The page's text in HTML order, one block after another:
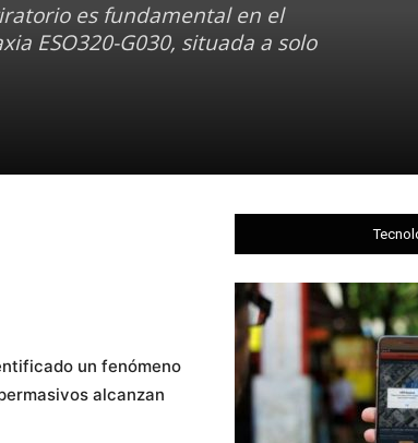
es fundamental en el
ESO320-G030, situada a solo
un fenómeno
alcanzan